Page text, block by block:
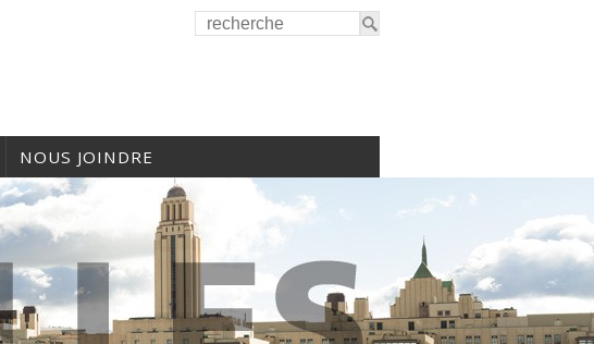
NOUS JOINDRE